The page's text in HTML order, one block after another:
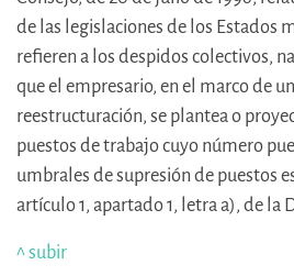
de las legislaciones de los Estados
refieren a los despidos colectivos,
que el empresario, en el marco de
reestructuración, se plantea o
puestos de trabajo cuyo número
umbrales de supresión de puestos
artículo 1, apartado 1, letra a), de la
^ subir